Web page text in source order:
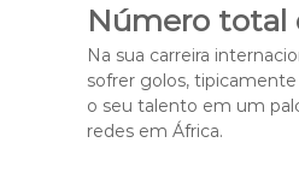
Número total
Na sua carreira
sofrer golos,
o seu talento em um
redes em África.